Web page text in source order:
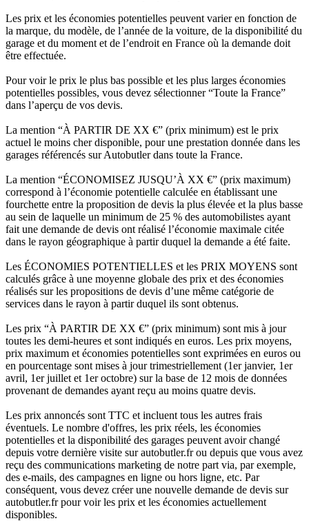
Les prix et les économies potentielles peuvent varier en fonction de
la marque, du modèle, de l’année de la voiture, de la disponibilité du
garage et du moment et de l’endroit en France où la demande doit
être effectuée.
Pour voir le prix le plus bas possible et les plus larges économies
potentielles possibles, vous devez sélectionner “Toute la France”
dans l’aperçu de vos devis.
La mention “À PARTIR DE XX €” (prix minimum) est le prix
actuel le moins cher disponible, pour une prestation donnée dans les
garages référencés sur Autobutler dans toute la France.
La mention “ÉCONOMISEZ JUSQU’À XX €” (prix maximum)
correspond à l’économie potentielle calculée en établissant une
fourchette entre la proposition de devis la plus élevée et la plus basse
au sein de laquelle un minimum de 25 % des automobilistes ayant
fait une demande de devis ont réalisé l’économie maximale citée
dans le rayon géographique à partir duquel la demande a été faite.
Les ÉCONOMIES POTENTIELLES et les PRIX MOYENS sont
calculés grâce à une moyenne globale des prix et des économies
réalisés sur les propositions de devis d’une même catégorie de
services dans le rayon à partir duquel ils sont obtenus.
Les prix “À PARTIR DE XX €” (prix minimum) sont mis à jour
toutes les demi-heures et sont indiqués en euros. Les prix moyens,
prix maximum et économies potentielles sont exprimées en euros ou
en pourcentage sont mises à jour trimestriellement (1er janvier, 1er
avril, 1er juillet et 1er octobre) sur la base de 12 mois de données
provenant de demandes ayant reçu au moins quatre devis.
Les prix annoncés sont TTC et incluent tous les autres frais
éventuels. Le nombre d'offres, les prix réels, les économies
potentielles et la disponibilité des garages peuvent avoir changé
depuis votre dernière visite sur autobutler.fr ou depuis que vous avez
reçu des communications marketing de notre part via, par exemple,
des e-mails, des campagnes en ligne ou hors ligne, etc. Par
conséquent, vous devez créer une nouvelle demande de devis sur
autobutler.fr pour voir les prix et les économies actuellement
disponibles.